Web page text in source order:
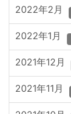
2022年2月
2022年1月
2021年12月
2021年11月